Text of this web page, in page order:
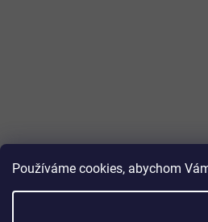
Používáme cookies, abychom